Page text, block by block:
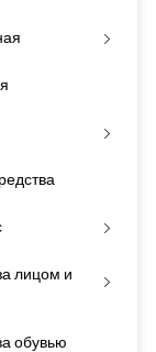
лицом и
обувью